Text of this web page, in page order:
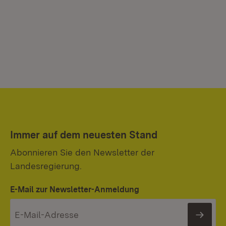
Immer auf dem neuesten Stand
Abonnieren Sie den Newsletter der
Landesregierung.
E-Mail zur Newsletter-Anmeldung